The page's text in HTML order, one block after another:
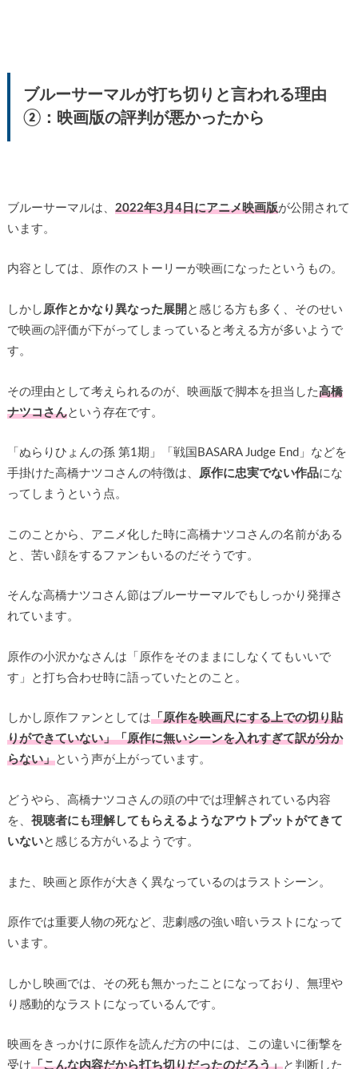
ブルーサーマルが打ち切りと言われる理由
②：映画版の評判が悪かったから
ブルーサーマルは、 2022年3月4日にアニメ映画版が公開されて
います。
内容としては、原作のストーリーが映画になったというもの。
しかし 原作とかなり異なった展開 と感じる方も多く、そのせい
で映画の評価が下がってしまっていると考える方が多いようで
す。
その理由として考えられるのが、映画版で脚本を担当した高橋
ナツコさんという存在です。
「ぬらりひょんの孫 第1期」「戦国BASARA Judge End」などを
手掛けた高橋ナツコさんの特徴は、 原作に忠実でない作品にな
ってしまうという点。
このことから、アニメ化した時に高橋ナツコさんの名前がある
と、苦い顔をするファンもいるのだそうです。
そんな高橋ナツコさん節はブルーサーマルでもしっかり発揮さ
れています。
原作の小沢かなさんは「原作をそのままにしなくてもいいで
す」と打ち合わせ時に語っていたとのこと。
しかし原作ファンとしては「原作を映画尺にする上での切り貼
りができていない」「原作に無いシーンを入れすぎて訳が分か
らない」という声が上がっています。
どうやら、高橋ナツコさんの頭の中では理解されている内容
を、 視聴者にも理解してもらえるようなアウトプットがてきて
いないと感じる方がいるようです。
また、映画と原作が大きく異なっているのはラストシーン。
原作では重要人物の死など、悲劇感の強い暗いラストになって
います。
しかし映画では、その死も無かったことになっており、無理や
り感動的なラストになっているんです。
映画をきっかけに原作を読んだ方の中には、この違いに衝撃を
受け「こんな内容だから打ち切りだったのだろう」と判断した